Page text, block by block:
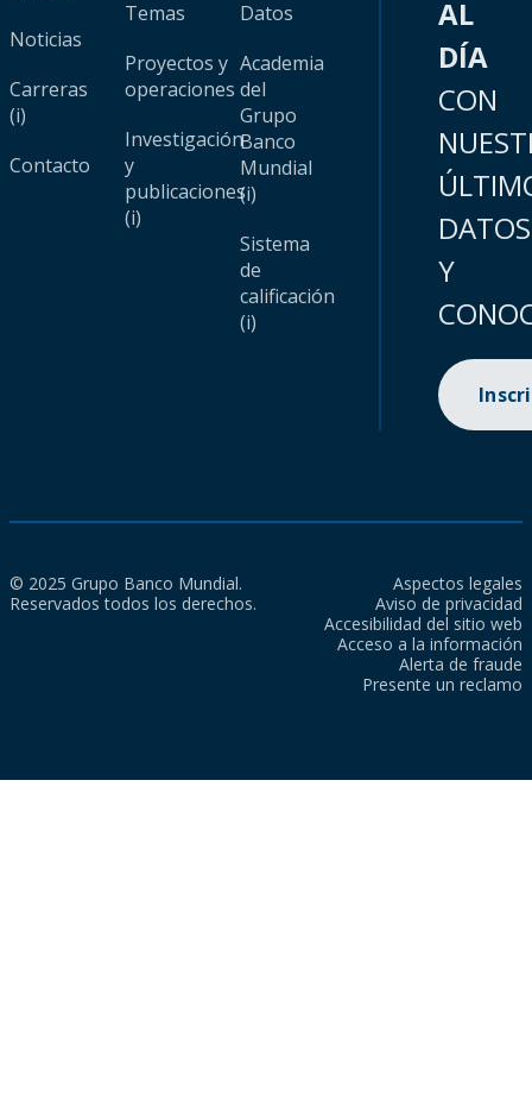
Noticias
Carreras
(i)
Contacto
Temas
Proyectos y
operaciones
Investigación
y
publicaciones
(i)
Datos
Academia
del
Grupo
Banco
Mundial
(i)
Sistema
de
calificación
(i)
AL
DÍA
CON
DATOS
Y
© 2025 Grupo Banco Mundial.
Reservados todos los derechos.
Aspectos legales
Aviso de privacidad
Accesibilidad del sitio web
Acceso a la información
Alerta de fraude
Presente un reclamo